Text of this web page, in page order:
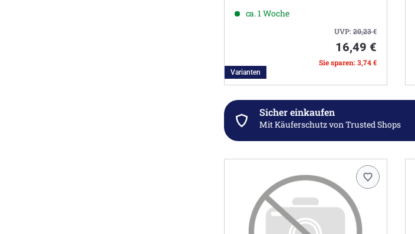
ca. 1 Woche
UVP:20,23€
16,49 €
Sie sparen: 3,74 €
Varianten
Sicher einkaufen
Mit Käuferschutzvon Trusted Shops